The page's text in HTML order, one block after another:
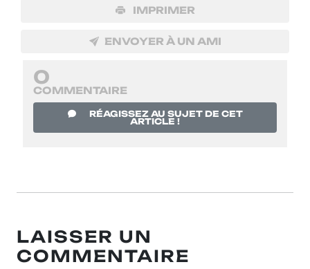
IMPRIMER
ENVOYER À UN AMI
0
COMMENTAIRE
RÉAGISSEZ AU SUJET DE CET
ARTICLE !
LAISSER UN
COMMENTAIRE